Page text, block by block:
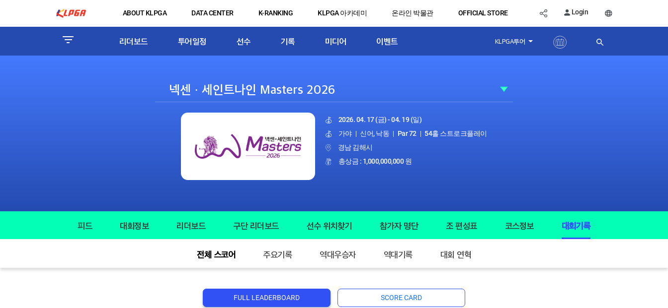
ABOUT KLPGA DATA CENTER K-RANKING KLPGA 아카데미 온라인 박물관 OFFICIAL STORE Login
리더보드 투어일정 선수 기록 미디어 이벤트 KLPGA투어
2026. 04. 17 (금) - 04. 19 (일)
가야 | 신어, 낙동 | Par 72 | 54홀 스트로크플레이
경남 김해시
총상금 : 1,000,000,000 원
피드 대회정보 리더보드 구단 리더보드 선수 위치찾기 참가자 명단 조 편성표 코스정보 대회기록
전체 스코어 주요기록 역대우승자 역대기록 대회 연혁
FULL LEADERBOARD SCORE CARD